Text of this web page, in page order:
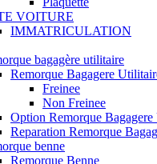
VOITURE
IMMATRICULATION
bagagère utilitaire
Remorque Bagagere
Freinee
Non Freinee
Option Remorque
Reparation Remorque
benne
Remorque Benne